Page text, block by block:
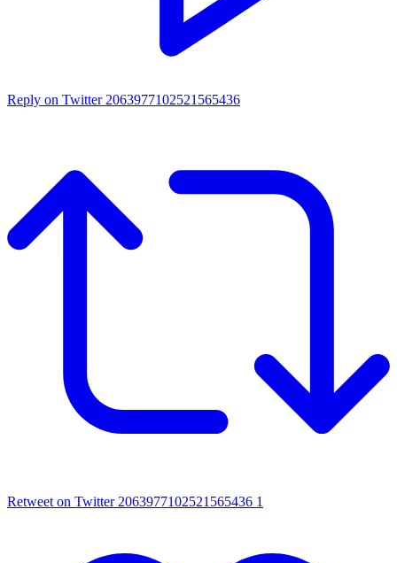
Reply on Twitter 2063977102521565436
Retweet on Twitter 2063977102521565436 1